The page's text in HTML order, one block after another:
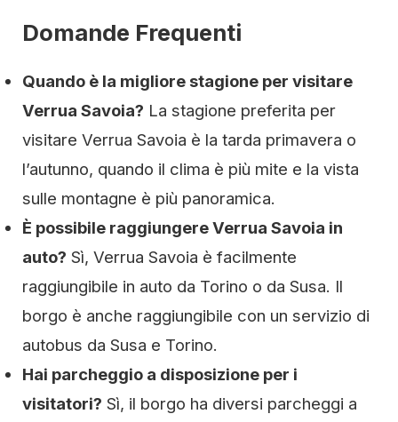
Domande Frequenti
Quando è la migliore stagione per visitare
Verrua Savoia? La stagione preferita per
visitare Verrua Savoia è la tarda primavera o
l’autunno, quando il clima è più mite e la vista
sulle montagne è più panoramica.
È possibile raggiungere Verrua Savoia in
auto? Sì, Verrua Savoia è facilmente
raggiungibile in auto da Torino o da Susa. Il
borgo è anche raggiungibile con un servizio di
autobus da Susa e Torino.
Hai parcheggio a disposizione per i
visitatori? Sì, il borgo ha diversi parcheggi a